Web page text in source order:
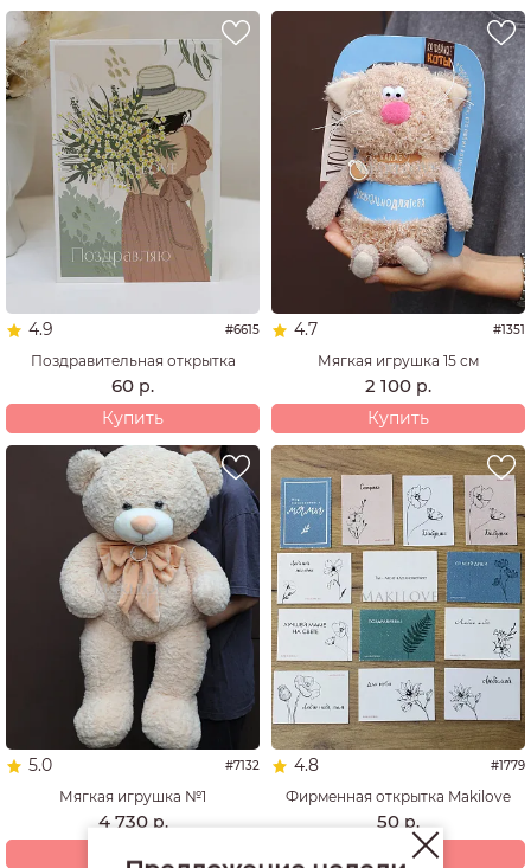
4.9 #6615
Поздравительная открытка
60 р.
Купить
4.7 #1351
Мягкая игрушка 15 см
2 100 р.
Купить
5.0 #7132
Мягкая игрушка №1
4 730 р.
4.8 #1779
Фирменная открытка Makilove
50 р.
Купить